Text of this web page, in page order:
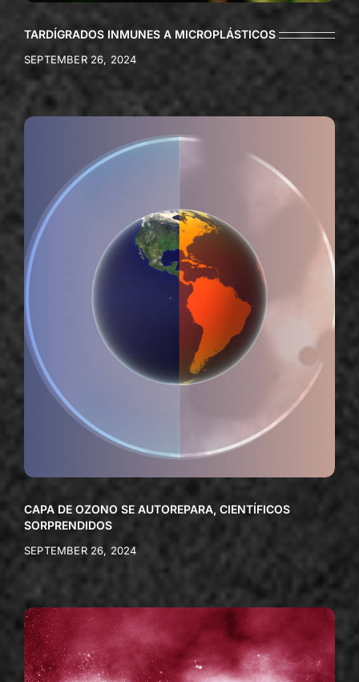
TARDÍGRADOS INMUNES A MICROPLÁSTICOS
SEPTEMBER 26, 2024
CAPA DE OZONO SE AUTOREPARA, CIENTÍFICOS
SORPRENDIDOS
SEPTEMBER 26, 2024